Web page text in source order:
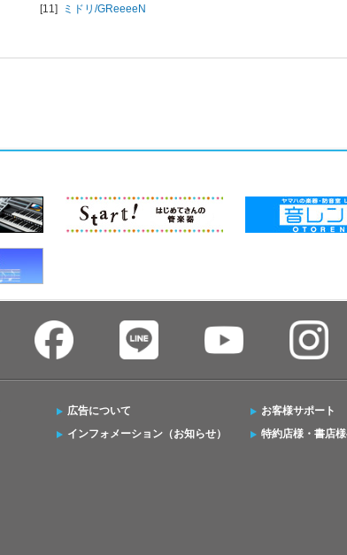
[11]
ミドリ/GReeeeN
広告について
インフォメーション（お知らせ）
お客様サポート
特約店様・書店